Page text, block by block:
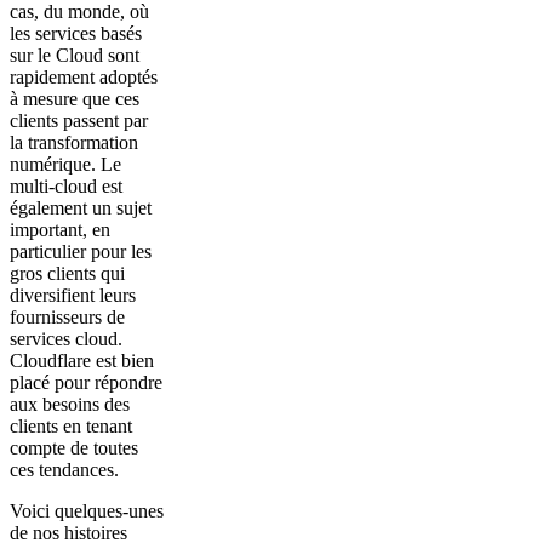
cas, du monde, où
les services basés
sur le Cloud sont
rapidement adoptés
à mesure que ces
clients passent par
la transformation
numérique. Le
multi-cloud est
également un sujet
important, en
particulier pour les
gros clients qui
diversifient leurs
fournisseurs de
services cloud.
Cloudflare est bien
placé pour répondre
aux besoins des
clients en tenant
compte de toutes
ces tendances.
Voici quelques-unes
de nos histoires